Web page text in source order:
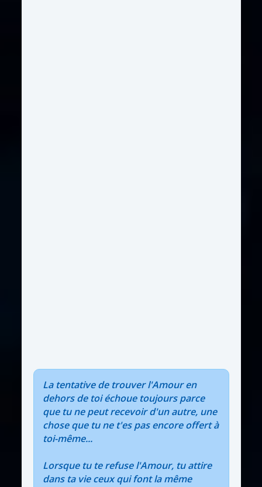
La tentative de trouver l'Amour en
dehors de toi échoue toujours parce
que tu ne peut recevoir d'un autre, une
chose que tu ne t'es pas encore offert à
toi-même...
Lorsque tu te refuse l'Amour, tu attire
dans ta vie ceux qui font la même